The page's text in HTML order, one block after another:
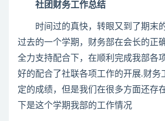
社团财务工作总结
时间过的真快，转眼又到了期末
过去的一个学期，财务部在会长的正
全力支持配合下，在顺利完成我部各
好的配合了社联各项工作的开展.财务
定的成绩，但是我们在很多方面还存
下是这个学期我部的工作情况